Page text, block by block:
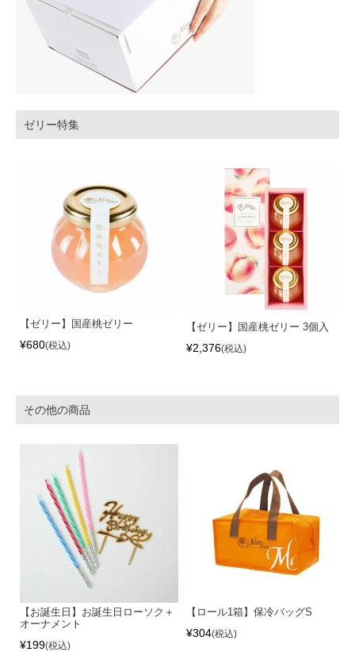
ゼリー特集
【ゼリー】国産桃ゼリー
¥680 税込
【ゼリー】国産桃ゼリー 3個入
¥2,376 税込
その他の商品
【お誕生日】お誕生日ローソク＋
オーナメント
¥199 税込
【ロール1箱】保冷バッグS
¥304 税込